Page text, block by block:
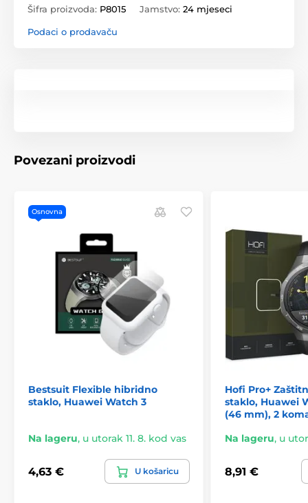
Šifra proizvoda: P8015 Jamstvo: 24 mjeseci
Podaci o prodavaču
Povezani proizvodi
Osnovna
Bestsuit Flexible hibridno
staklo, Huawei Watch 3
Na lageru, u utorak 11. 8. kod vas
4,63 € U košaricu
Hofi Pro+
staklo, Huawei
(46 mm), 2
Na lageru, u
8,91 €